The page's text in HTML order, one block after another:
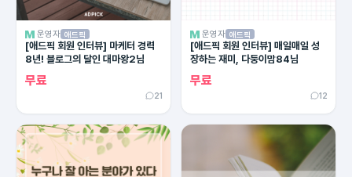
운영자 애드픽
[애드픽 회원 인터뷰] 마케터 경력
8년! 블로그의 달인 대마왕2님
무료
21
운영자 애드픽
[애드픽 회원 인터뷰] 매일매일 성
장하는 재미, 다둥이맘84님
무료
12